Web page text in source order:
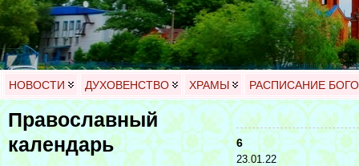
НОВОСТИ ДУХОВЕНСТВО ХРАМЫ РАСПИСАНИЕ
Православный
календарь
6
23.01.22